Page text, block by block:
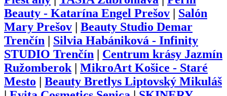
Beauty - Katarína Engel Prešov
Salón
Mary Prešov
Beauty Studio Demar
Trenčín
Silvia Habániková - Infinity
STUDIO Trenčín
Centrum krásy Jazmín
Ružomberok| MikroArt Košice - Staré
Mesto
Beauty Bretlys Liptovský Mikuláš